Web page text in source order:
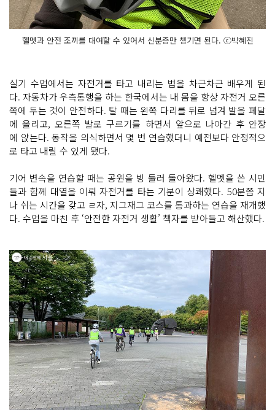
헬멧과 안전 조끼를 대여할 수 있어서 신분증만 챙기면 된다. ⓒ박혜진
실기 수업에서는 자전거를 타고 내리는 법을 차근차근 배우게 된
다. 자동차가 우측통행을 하는 한국에서는 내 몸을 항상 자전거 오른
쪽에 두는 것이 안전하다. 탈 때는 왼쪽 다리를 뒤로 넘겨 발을 페달
에 올리고, 오른쪽 발로 구르기를 하면서 앞으로 나아간 후 안장
에 앉는다. 동작을 의식하면서 몇 번 연습했더니 예전보다 안정적으
로 타고 내릴 수 있게 됐다.
기어 변속을 연습할 때는 공원을 빙 둘러 돌아왔다. 헬멧을 쓴 시민
들과 함께 대열을 이뤄 자전거를 타는 기분이 상쾌했다. 50분쯤 지
나 쉬는 시간을 갖고 ㄹ자, 지그재그 코스를 통과하는 연습을 재개했
다. 수업을 마친 후 ‘안전한 자전거 생활’ 책자를 받아들고 해산했다.